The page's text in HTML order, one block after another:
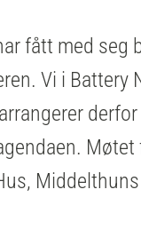
fått med
Vi i